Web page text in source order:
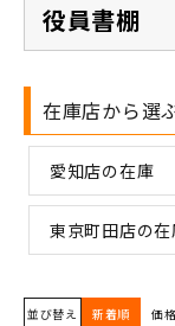
役員書棚
在庫店から選
愛知店の在庫
東京町田店の在
並び替え 新着順 価